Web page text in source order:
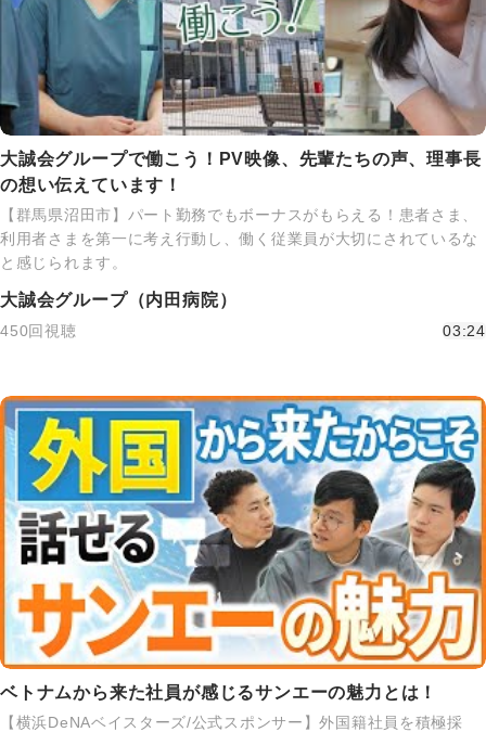
大誠会グループで働こう！PV映像、先輩たちの声、理事長
の想い伝えています！
【群馬県沼田市】パート勤務でもボーナスがもらえる！患者さま、
利用者さまを第一に考え行動し、働く従業員が大切にされているな
と感じられます。
大誠会グループ（内田病院）
450回視聴 03:24
ベトナムから来た社員が感じるサンエーの魅力とは！
【横浜DeNAベイスターズ/公式スポンサー】外国籍社員を積極採